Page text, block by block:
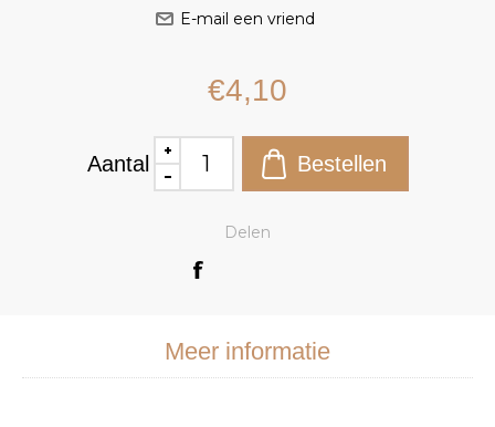
€4,10
Aantal
Delen
Meer informatie